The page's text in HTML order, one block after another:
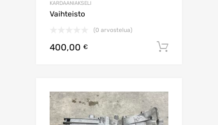
KARDAANIAKSELI
Vaihteisto
(0 arvostelua)
400,00 €